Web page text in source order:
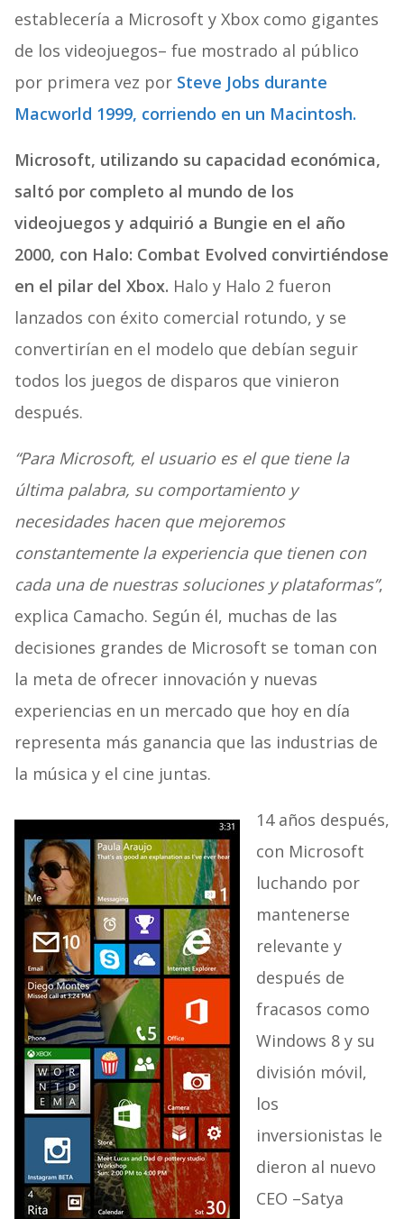
establecería a Microsoft y Xbox como gigantes
de los videojuegos– fue mostrado al público
por primera vez por Steve Jobs durante
Macworld 1999, corriendo en un Macintosh.
Microsoft, utilizando su capacidad económica,
saltó por completo al mundo de los
videojuegos y adquirió a Bungie en el año
2000, con Halo: Combat Evolved convirtiéndose
en el pilar del Xbox. Halo y Halo 2 fueron
lanzados con éxito comercial rotundo, y se
convertirían en el modelo que debían seguir
todos los juegos de disparos que vinieron
después.
“Para Microsoft, el usuario es el que tiene la
última palabra, su comportamiento y
necesidades hacen que mejoremos
constantemente la experiencia que tienen con
cada una de nuestras soluciones y plataformas”,
explica Camacho. Según él, muchas de las
decisiones grandes de Microsoft se toman con
la meta de ofrecer innovación y nuevas
experiencias en un mercado que hoy en día
representa más ganancia que las industrias de
la música y el cine juntas.
14 años después,
con Microsoft
luchando por
mantenerse
relevante y
después de
fracasos como
Windows 8 y su
división móvil,
los
inversionistas le
dieron al nuevo
CEO –Satya